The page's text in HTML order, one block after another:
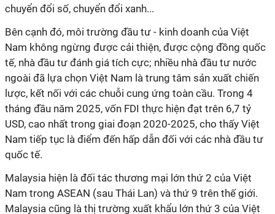
chuyển đổi số, chuyển đổi xanh...
Bên cạnh đó, môi trường đầu tư - kinh doanh của Việt
Nam không ngừng được cải thiện, được cộng đồng quốc
tế, nhà đầu tư đánh giá tích cực; nhiều nhà đầu tư nước
ngoài đã lựa chọn Việt Nam là trung tâm sản xuất chiến
lược, kết nối với các chuỗi cung ứng toàn cầu. Trong 4
tháng đầu năm 2025, vốn FDI thực hiện đạt trên 6,7 tỷ
USD, cao nhất trong giai đoạn 2020-2025, cho thấy Việt
Nam tiếp tục là điểm đến hấp dẫn đối với các nhà đầu tư
quốc tế.
Malaysia hiện là đối tác thương mại lớn thứ 2 của Việt
Nam trong ASEAN (sau Thái Lan) và thứ 9 trên thế giới.
Malaysia cũng là thị trường xuất khẩu lớn thứ 3 của Việt